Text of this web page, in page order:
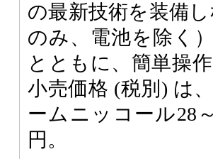
の最新技術を装備
のみ、電池を除く
とともに、簡単操
小売価格 (税別) は
ームニッコール28
円。